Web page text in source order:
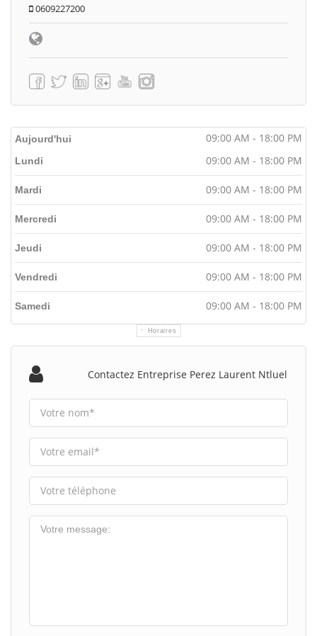
0609227200
Aujourd'hui 09:00 AM - 18:00 PM
Horaires
Lundi 09:00 AM - 18:00 PM
Mardi 09:00 AM - 18:00 PM
Mercredi 09:00 AM - 18:00 PM
Jeudi 09:00 AM - 18:00 PM
Vendredi 09:00 AM - 18:00 PM
Samedi 09:00 AM - 18:00 PM
Contactez Entreprise Perez Laurent Ntluel